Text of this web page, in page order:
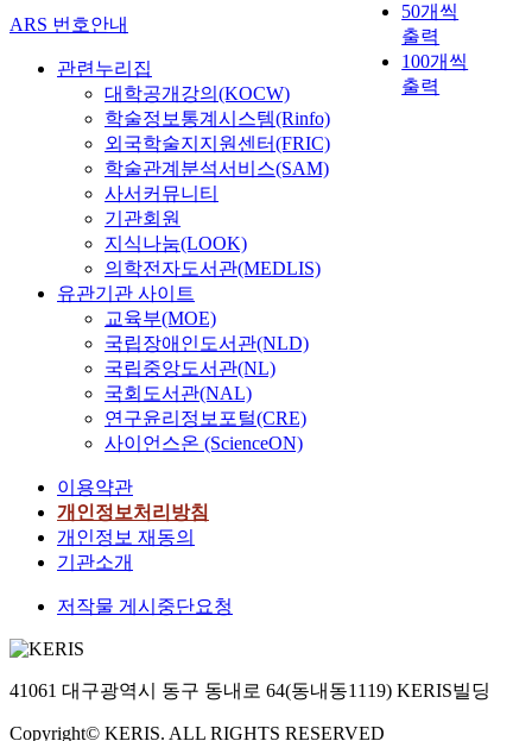
50개씩
출력
100개씩
출력
ARS 번호안내
관련누리집
대학공개강의(KOCW)
학술정보통계시스템(Rinfo)
외국학술지지원센터(FRIC)
학술관계분석서비스(SAM)
사서커뮤니티
기관회원
지식나눔(LOOK)
의학전자도서관(MEDLIS)
유관기관 사이트
교육부(MOE)
국립장애인도서관(NLD)
국립중앙도서관(NL)
국회도서관(NAL)
연구윤리정보포털(CRE)
사이언스온 (ScienceON)
이용약관
개인정보처리방침
개인정보 재동의
기관소개
저작물 게시중단요청
41061 대구광역시 동구 동내로 64(동내동1119) KERIS빌딩
Copyright© KERIS. ALL RIGHTS RESERVED